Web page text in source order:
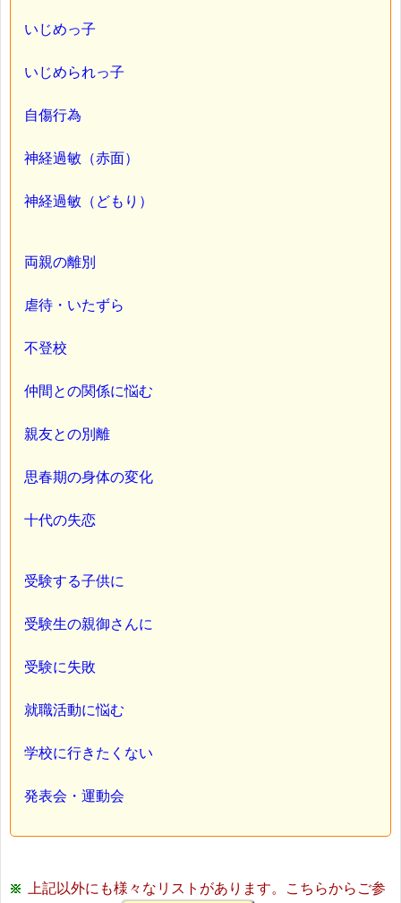
いじめっ子
いじめられっ子
自傷行為
神経過敏（赤面）
神経過敏（どもり）
両親の離別
虐待・いたずら
不登校
仲間との関係に悩む
親友との別離
思春期の身体の変化
十代の失恋
受験する子供に
受験生の親御さんに
受験に失敗
就職活動に悩む
学校に行きたくない
発表会・運動会
上記以外にも様々なリストがあります。こちらからご参